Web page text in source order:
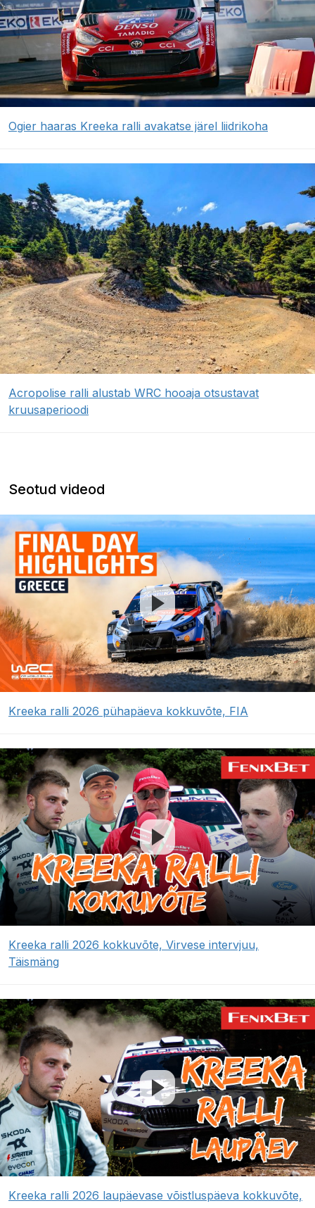
Ogier haaras Kreeka ralli avakatse järel liidrikoha
Acropolise ralli alustab WRC hooaja otsustavat
kruusaperioodi
Seotud videod
Kreeka ralli 2026 pühapäeva kokkuvõte, FIA
Kreeka ralli 2026 kokkuvõte, Virvese intervjuu,
Täismäng
Kreeka ralli 2026 laupäevase võistluspäeva kokkuvõte,